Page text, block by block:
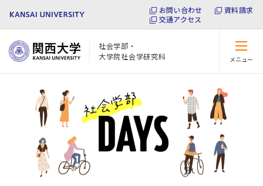
お問い合わせ
資料請求
交通アクセス
社会学部・
大学院社会学研究科
メニュー